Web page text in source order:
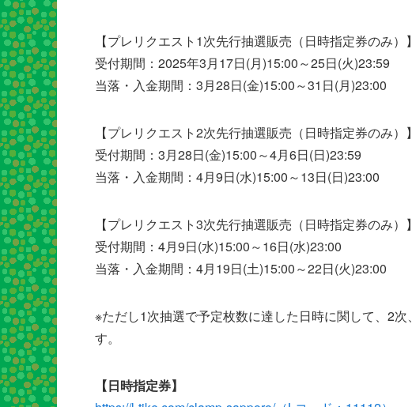
【プレリクエスト1次先行抽選販売（日時指定券のみ）】
受付期間：2025年3月17日(月)15:00～25日(火)23:59
当落・入金期間：3月28日(金)15:00～31日(月)23:00
【プレリクエスト2次先行抽選販売（日時指定券のみ）】
受付期間：3月28日(金)15:00～4月6日(日)23:59
当落・入金期間：4月9日(水)15:00～13日(日)23:00
【プレリクエスト3次先行抽選販売（日時指定券のみ）】
受付期間：4月9日(水)15:00～16日(水)23:00
当落・入金期間：4月19日(土)15:00～22日(火)23:00
※ただし1次抽選で予定枚数に達した日時に関して、2
す。
【日時指定券】